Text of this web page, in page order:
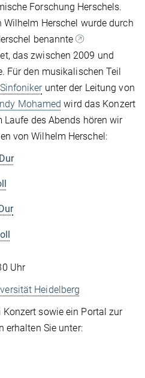
Forschung Herschels.
Wilhelm Herschel wurde durch
benannte
das zwischen 2009 und
Für den musikalischen Teil
unter der Leitung von
Mohamed wird das Konzert
des Abends hören wir
von Wilhelm Herschel:
Uhr
Heidelberg
sowie ein Portal zur
erhalten Sie unter: